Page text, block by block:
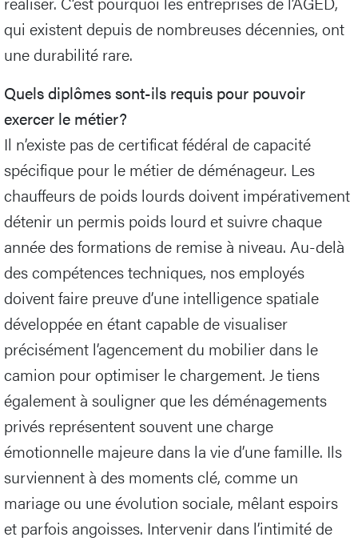
qui existent depuis de nombreuses décennies, ont
une durabilité rare.
Quels diplômes sont-ils requis pour pouvoir
exercer le métier?
Il n’existe pas de certificat fédéral de capacité
spécifique pour le métier de déménageur. Les
chauffeurs de poids lourds doivent impérativement
détenir un permis poids lourd et suivre chaque
année des formations de remise à niveau. Au-delà
des compétences techniques, nos employés
doivent faire preuve d’une intelligence spatiale
développée en étant capable de visualiser
précisément l’agencement du mobilier dans le
camion pour optimiser le chargement. Je tiens
également à souligner que les déménagements
privés représentent souvent une charge
émotionnelle majeure dans la vie d’une famille. Ils
surviennent à des moments clé, comme un
mariage ou une évolution sociale, mêlant espoirs
et parfois angoisses. Intervenir dans l’intimité de